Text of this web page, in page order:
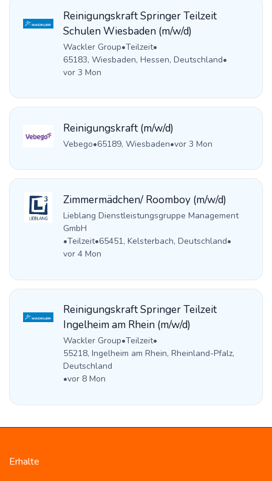
Reinigungskraft Springer Teilzeit
Schulen Wiesbaden (m/w/d)
Wackler Group•Teilzeit•
65183, Wiesbaden, Hessen, Deutschland•
vor 3 Mon
Reinigungskraft (m/w/d)
Vebego•65189, Wiesbaden•vor 3 Mon
Zimmermädchen/ Roomboy (m/w/d)
Lieblang Dienstleistungsgruppe Management
GmbH
•Teilzeit•65451, Kelsterbach, Deutschland•
vor 4 Mon
Reinigungskraft Springer Teilzeit
Ingelheim am Rhein (m/w/d)
Wackler Group•Teilzeit•
55218, Ingelheim am Rhein, Rheinland-Pfalz,
Deutschland
•vor 8 Mon
Erhalte